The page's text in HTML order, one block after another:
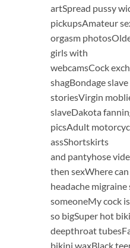
artSpread pussy
pickupsAmateur
orgasm
girls with
webcamsCock
shagBondage slave
storiesVirgin
slaveDakota
picsAdult
assShortskirts
and pantyhose
then sexWhere
headache
someoneMy cock is
so bigSuper hot
deepthroat
bikini waxBlack